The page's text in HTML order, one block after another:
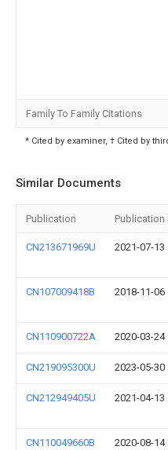
Family To Family Citations
* Cited by examiner, † Cited by
Similar Documents
Publication Publication
CN213671969U 2021-07-13
CN107009418B 2018-11-06
CN110900722A 2020-03-24
CN219095300U 2023-05-30
CN212949405U 2021-04-13
CN110049660B 2020-08-14